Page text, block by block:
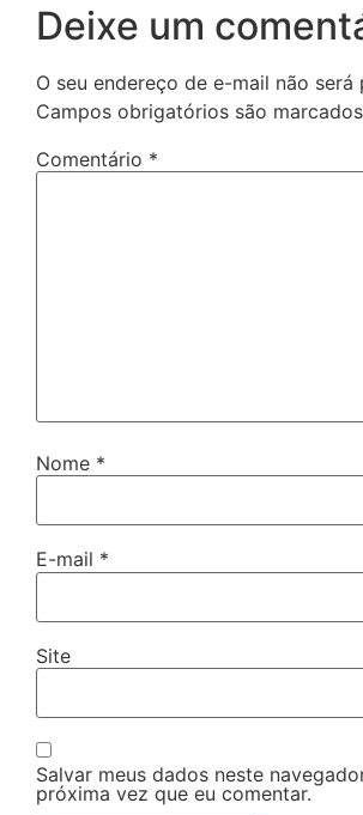
Deixe um
O seu endereço de e-mail não será
Campos obrigatórios são
Comentário *
Nome *
E-mail *
Site
Salvar meus dados neste
próxima vez que eu comentar.